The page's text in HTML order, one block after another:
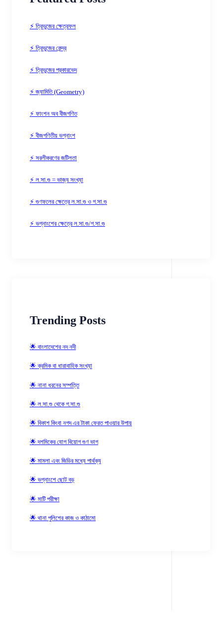
⚡ ত্রিভুজের ক্ষেত্রফল
⚡ ত্রিভুজের কেন্দ্র
⚡ ত্রিভুজের প্রকারভেদ
⚡ জ্যামিতি (Geometry)
⚡ ফাংশন অব বীজগণিত
⚡ বীজগণিতীয় ভগ্নাংশ
⚡ সরলীকরণের জটিলতা
⚡ ল.সা.গু = ভাজ্য সংখ্যা
⚡ গুণফলের ক্ষেত্রে ল.সা.গু ও গ.সা.গু
⚡ ভগ্নাংশের ক্ষেত্রে ল.সা.গু/গ.সা.গু
Trending Posts
🌟 বাংলাদেশের নদ নদী
🌟 ক্রমিক বা ধারাবাহিক সংখ্যা
🌟 নানা ধরনের সম্পত্তি
🌟 ল.সা.গু থেকে গ.সা.গু
🌟 বিকাশ কিংবা নগদ এর টাকা ফেরত পাওয়ার উপায়
🌟 দশমিকের যোগ বিয়োগ গুণ ভাগ
🌟 মামলা এবং জিডির মধ্যে পার্থক্য
🌟 ভগ্নাংশে ছোট বড়
🌟 মাটি পরীক্ষা
🌟 থানা পুলিশের কাজ ও কাঠামো